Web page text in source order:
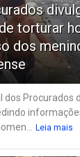
torturar
dos
dos Procurados
Leia mais